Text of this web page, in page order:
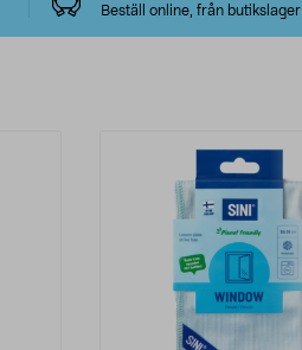
Beställ online, från butikslager